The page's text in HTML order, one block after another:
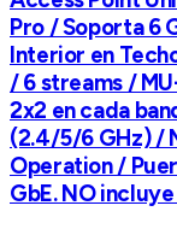
Pro / Soporta 6
Interior en
/ 6 streams /
2x2 en cada
(2.4/5/6 GHz) /
Operation /
GbE. NO incluye